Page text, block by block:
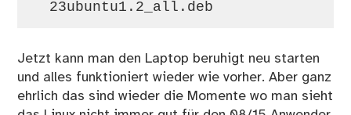
Jetzt kann man den Laptop beruhigt neu starten
und alles funktioniert wieder wie vorher. Aber ganz
ehrlich das sind wieder die Momente wo man sieht